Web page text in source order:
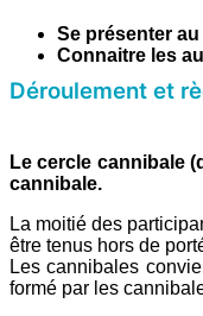
Se présenter
Connaitre les
Déroulement et
Le cercle cannibale
cannibale.
La moitié des
être tenus hors de
Les cannibales
formé par les